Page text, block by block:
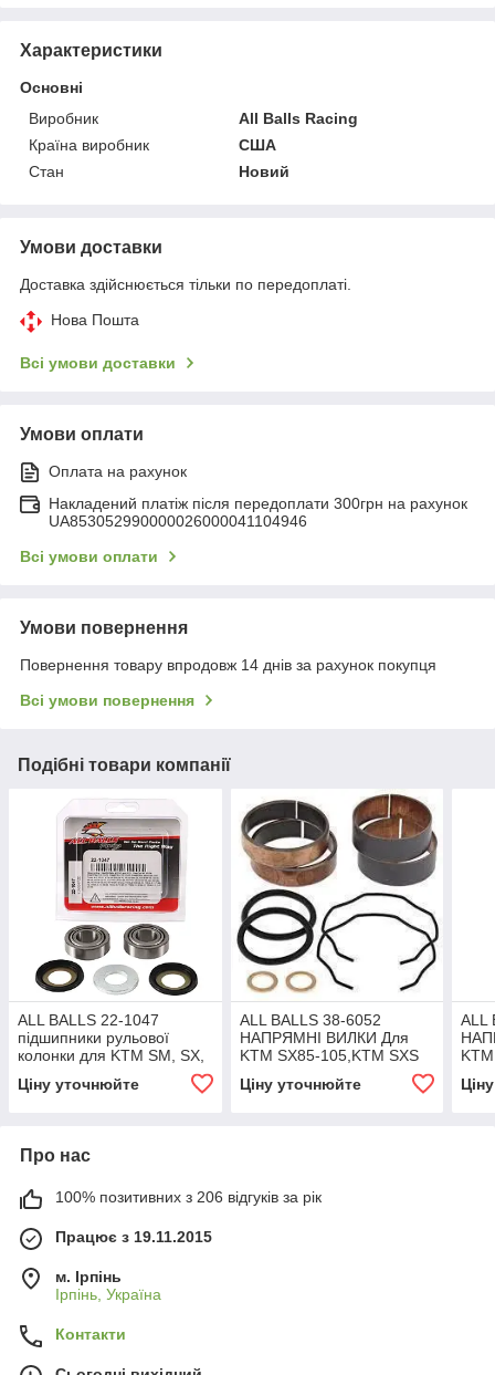
Характеристики
Основні
Виробник
All Balls Racing
Країна виробник
США
Стан
Новий
Умови доставки
Доставка здійснюється тільки по передоплаті.
Нова Пошта
Всі умови доставки
Умови оплати
Оплата на рахунок
Накладений платіж після передоплати 300грн на рахунок
UA853052990000026000041104946
Всі умови оплати
Умови повернення
Повернення товару впродовж 14 днів за рахунок покупця
Всі умови повернення
Подібні товари компанії
ALL BALLS 22-1047
підшипники рульової
колонки для KTM SM, SX,
ENDURO, TRAIL 1-450
Ціну уточнюйте
ALL BALLS 38-6052
НАПРЯМНІ ВИЛКИ Для
KTM SX85-105,KTM SXS
Ціну уточнюйте
ALL
Про нас
100% позитивних з 206 відгуків за рік
Працює з 19.11.2015
м. Ірпінь
Ірпінь, Україна
Контакти